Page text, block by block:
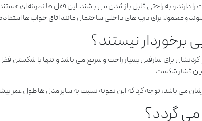
دارند و به راحتی قابل باز شدن می باشند. این قفل ها نمونه ای
شوند و معمولا برای درب های داخلی ساختمان مانند اتاق خواب ها
برخوردار نیستند؟
کردنشان برای سارقین بسیار راحت و سریع می باشد و تنها با شکستن قفل
فشار شکست.
می باشد، توجه کرد که این نمونه نسبت به سایر مدل ها طول عمر
گردد؟